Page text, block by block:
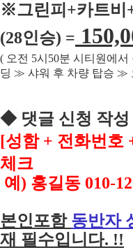
※그린피 +카트비
(28인승) =
( 오전 5시 50분 시티원에서
딩 ≫ 샤워 후 차량 탑승 ≫
◆ 댓글 신청 작성
[성함 + 전화번호
체크
예 ) 홍길동 010-
본인포함 동반자
재 필수입니다. !!